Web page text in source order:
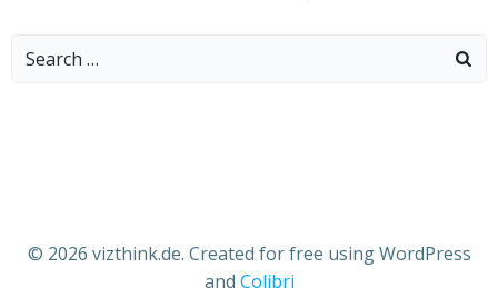
Search
© 2026 vizthink.de. Created for free using WordPress
and Colibri